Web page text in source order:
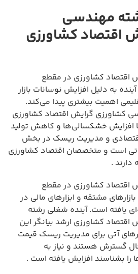
مهندسی
اقتصاد کشاورزی
اقتصاد کشاورزی در مقطع
به دلیل افزایش نوسانات بازار
اهمیت بیشتری پیدا می‌کند.
کشاورزی گرایش اقتصاد کشاورزی
افزایش خشکسالی‌ها و کاهش تولید
و مدیریت ریسک در بخش
است و متخصصان اقتصاد کشاورزی
.
اقتصاد کشاورزی در مقطع
مشتقه و ابزارهای مالی در
یافته است. آینده شغلی رشته
کشاورزی ارشد بیانگر این
آتی برای مدیریت ریسک قیمت
گسترش هستند و نیاز به
را بشناسند افزایش یافته است .